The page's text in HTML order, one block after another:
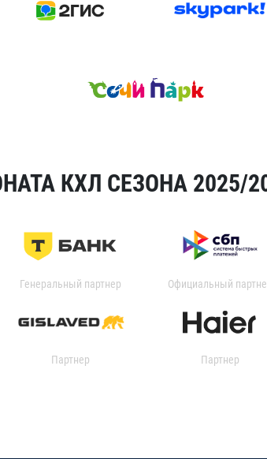
КХЛ СЕЗОНА 2025/
Генеральный партнер Официальный
Партнер Партнер